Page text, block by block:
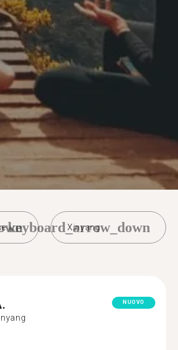
Xinyang
keyboard_arrow_down
NUOVO